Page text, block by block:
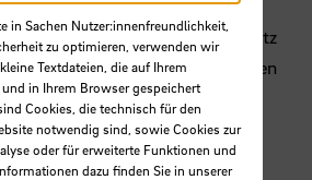
wie Prüfungen mit oder trotz
durchgeführt werden können
2025
in Sachen Nutzer:innenfreundlichkeit,
zu optimieren, verwenden wir
Textdateien, die auf Ihrem
in Ihrem Browser gespeichert
Cookies, die technisch für den
notwendig sind, sowie Cookies zur
oder für erweiterte Funktionen und
dazu finden Sie in unserer